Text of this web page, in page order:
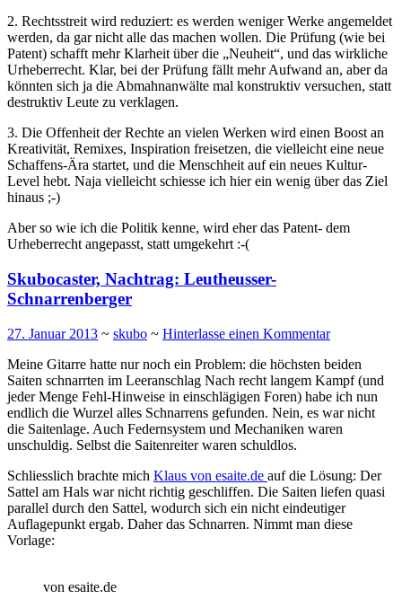
2. Rechtsstreit wird reduziert: es werden weniger Werke angemeldet
werden, da gar nicht alle das machen wollen. Die Prüfung (wie bei
Patent) schafft mehr Klarheit über die „Neuheit“, und das wirkliche
Urheberrecht. Klar, bei der Prüfung fällt mehr Aufwand an, aber da
könnten sich ja die Abmahnanwälte mal konstruktiv versuchen, statt
destruktiv Leute zu verklagen.
3. Die Offenheit der Rechte an vielen Werken wird einen Boost an
Kreativität, Remixes, Inspiration freisetzen, die vielleicht eine neue
Schaffens-Ära startet, und die Menschheit auf ein neues Kultur-
Level hebt. Naja vielleicht schiesse ich hier ein wenig über das Ziel
hinaus ;-)
Aber so wie ich die Politik kenne, wird eher das Patent- dem
Urheberrecht angepasst, statt umgekehrt :-(
Skubocaster, Nachtrag: Leutheusser-
Schnarrenberger
27. Januar 2013 ~ skubo ~ Hinterlasse einen Kommentar
Meine Gitarre hatte nur noch ein Problem: die höchsten beiden
Saiten schnarrten im Leeranschlag Nach recht langem Kampf (und
jeder Menge Fehl-Hinweise in einschlägigen Foren) habe ich nun
endlich die Wurzel alles Schnarrens gefunden. Nein, es war nicht
die Saitenlage. Auch Federnsystem und Mechaniken waren
unschuldig. Selbst die Saitenreiter waren schuldlos.
Schliesslich brachte mich Klaus von esaite.de auf die Lösung: Der
Sattel am Hals war nicht richtig geschliffen. Die Saiten liefen quasi
parallel durch den Sattel, wodurch sich ein nicht eindeutiger
Auflagepunkt ergab. Daher das Schnarren. Nimmt man diese
Vorlage:
von esaite.de